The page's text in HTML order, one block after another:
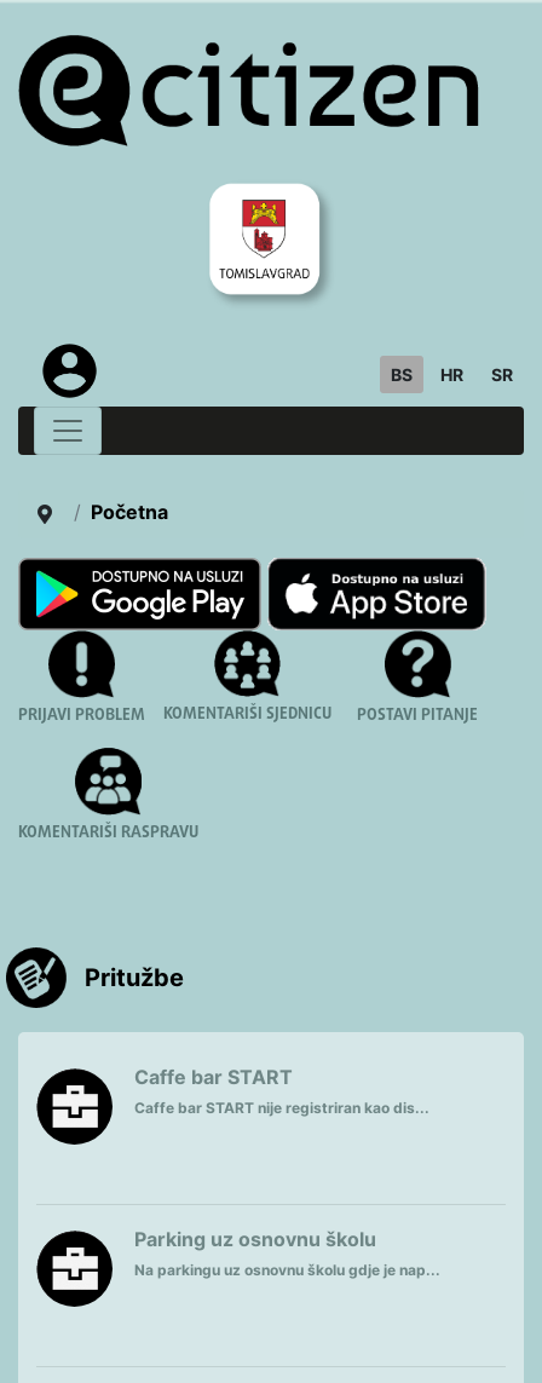
BS HR SR
Početna
PRIJAVI PROBLEM KOMENTARIŠI SJEDNICU POSTAVI PITANJE
KOMENTARIŠI RASPRAVU
Pritužbe
Caffe bar START
Caffe bar START nije registriran kao dis...
Parking uz osnovnu školu
Na parkingu uz osnovnu školu gdje je nap...